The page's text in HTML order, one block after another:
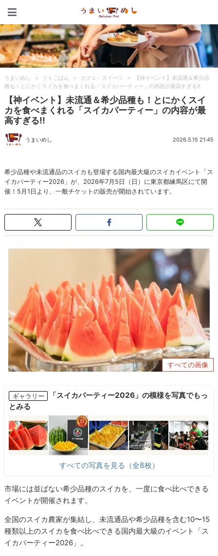
うまいめし > ソトごはん > カフェ・スイーツ >
【神イベント】未流通＆希少品
種も！とにかくスイカを食べまくれる「スイカパーティー」の内容が最高すぎる!!
【神イベント】未流通＆希少品種も！とにかくスイ
カを食べまくれる「スイカパーティー」の内容が最
高すぎる!!
うまいめし 2026.5.15 21:45
希少品種や未流通品のスイカも登場する国内最大級のスイカイベント「ス
イカパーティー2026」が、2026年7月5日（日）に東京都練馬区にて開
催！5月1日より、一般チケットの販売が開始されています。
すべての画像
ギャラリー
「スイカパーティー2026」の模様を写真でもっ
とみる
すべての写真を見る（全8枚）
市場には並ばない希少品種のスイカを、一度に食べ比べできる
イベントが開催されます。
全国のスイカ農家が集結し、未流通品や希少品種を含む10〜15
種類以上のスイカを食べ比べできる国内最大級のイベント「ス
イカパーティー2026」。